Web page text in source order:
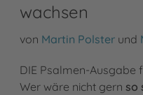
wachsen
von Martin Polster und
DIE Psalmen-Ausgabe
Wer wäre nicht gern so